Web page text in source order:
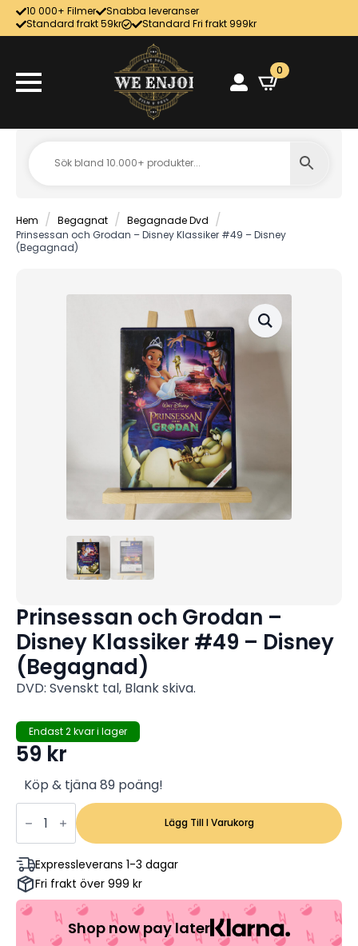
10 000+ Filmer
Snabba leveranser
Standard frakt 59kr
Standard Fri frakt 999kr
0
Hem Begagnat
Begagnade Dvd
Prinsessan och Grodan – Disney Klassiker #49 – Disney
(Begagnad)
Prinsessan och Grodan –
Disney Klassiker #49 – Disney
(Begagnad)
DVD: Svenskt tal, Blank skiva.
Endast 2 kvar i lager
59 kr
Köp & tjäna 89 poäng!
Prinsessan
och
Grodan
-
Disney
Klassiker
#49
-
Disney
(Begagnad)
mängd
Lägg Till I Varukorg
Expressleverans 1-3 dagar
Fri frakt över 999 kr
Shop now pay later